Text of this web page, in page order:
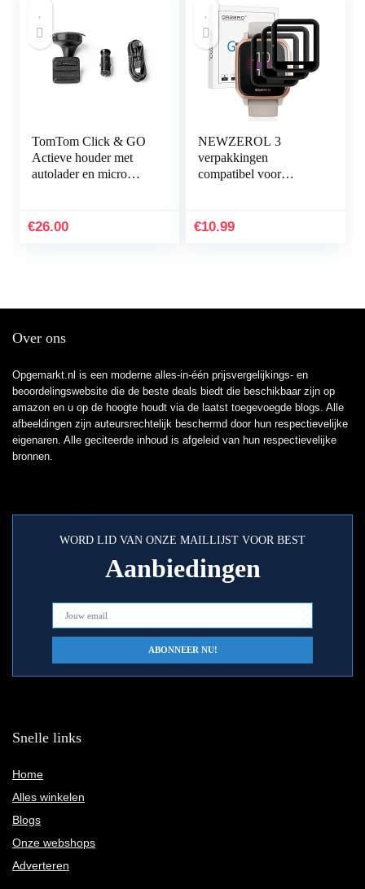
TomTom Click & GO
Actieve houder met
autolader en micro
€26.00
NEWZEROL 3
verpakkingen
compatibel voor
Music Screen Protector,
€10.99
Over ons
Opgemarkt.nl is een moderne alles-in-één prijsvergelijkings- en
beoordelingswebsite die de beste deals biedt die beschikbaar zijn op
amazon en u op de hoogte houdt via de laatst toegevoegde blogs. Alle
afbeeldingen zijn auteursrechtelijk beschermd door hun respectievelijke
eigenaren. Alle geciteerde inhoud is afgeleid van hun respectievelijke
bronnen.
WORD LID VAN ONZE MAILLIJST VOOR BEST
Aanbiedingen
Snelle links
Home
Alles winkelen
Blogs
Onze webshops
Adverteren